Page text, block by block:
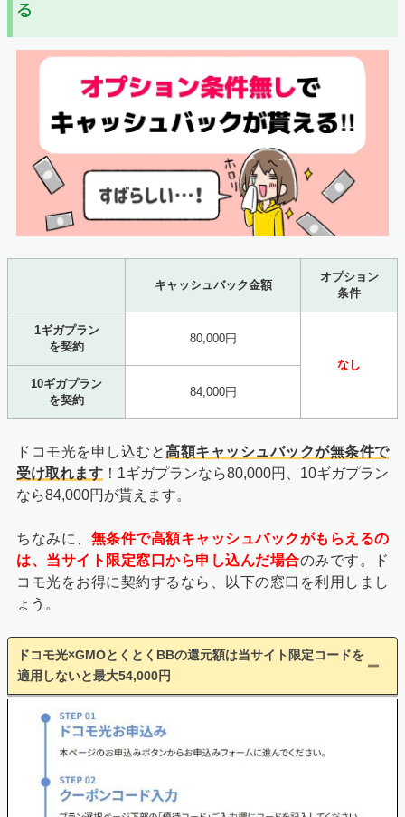
る
キャッシュバック金額
オプション
条件
1ギガプラン
を契約
80,000円
なし
10ギガプラン
を契約
84,000円
ドコモ光を申し込むと高額キャッシュバックが無条件で
受け取れます ！1ギガプランなら80,000円、10ギガプラン
なら84,000円が貰えます。
ちなみに、 無条件で高額キャッシュバックがもらえるの
は、当サイト限定窓口から申し込んだ場合のみです。ド
コモ光をお得に契約するなら、以下の窓口を利用しまし
ょう。
ドコモ光×GMOとくとくBBの還元額は当サイト限定コードを
適用しないと最大54,000円